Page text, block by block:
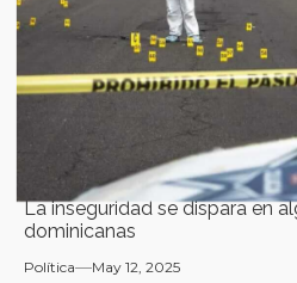
La inseguridad se dispara en
dominicanas
Política May 12, 2025